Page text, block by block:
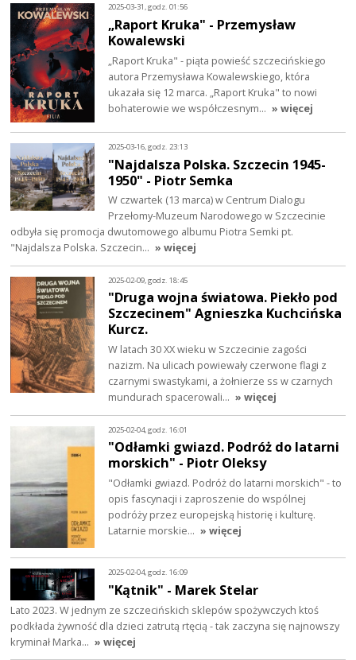
2025-03-31, godz. 01:56
„Raport Kruka" - Przemysław
Kowalewski
„Raport Kruka" - piąta powieść szczecińskiego
autora Przemysława Kowalewskiego, która
ukazała się 12 marca. „Raport Kruka" to nowi
bohaterowie we współczesnym… » więcej
2025-03-16, godz. 23:13
"Najdalsza Polska. Szczecin 1945-
1950" - Piotr Semka
W czwartek (13 marca) w Centrum Dialogu
Przełomy-Muzeum Narodowego w Szczecinie
odbyła się promocja dwutomowego albumu Piotra Semki pt.
"Najdalsza Polska. Szczecin… » więcej
2025-02-09, godz. 18:45
"Druga wojna światowa. Piekło pod
Szczecinem" Agnieszka Kuchcińska
Kurcz.
W latach 30 XX wieku w Szczecinie zagości
nazizm. Na ulicach powiewały czerwone flagi z
czarnymi swastykami, a żołnierze ss w czarnych
mundurach spacerowali… » więcej
2025-02-04, godz. 16:01
"Odłamki gwiazd. Podróż do latarni
morskich" - Piotr Oleksy
"Odłamki gwiazd. Podróż do latarni morskich" - to
opis fascynacji i zaproszenie do wspólnej
podróży przez europejską historię i kulturę.
Latarnie morskie… » więcej
2025-02-04, godz. 16:09
"Kątnik" - Marek Stelar
Lato 2023. W jednym ze szczecińskich sklepów spożywczych ktoś
podkłada żywność dla dzieci zatrutą rtęcią - tak zaczyna się najnowszy
kryminał Marka… » więcej